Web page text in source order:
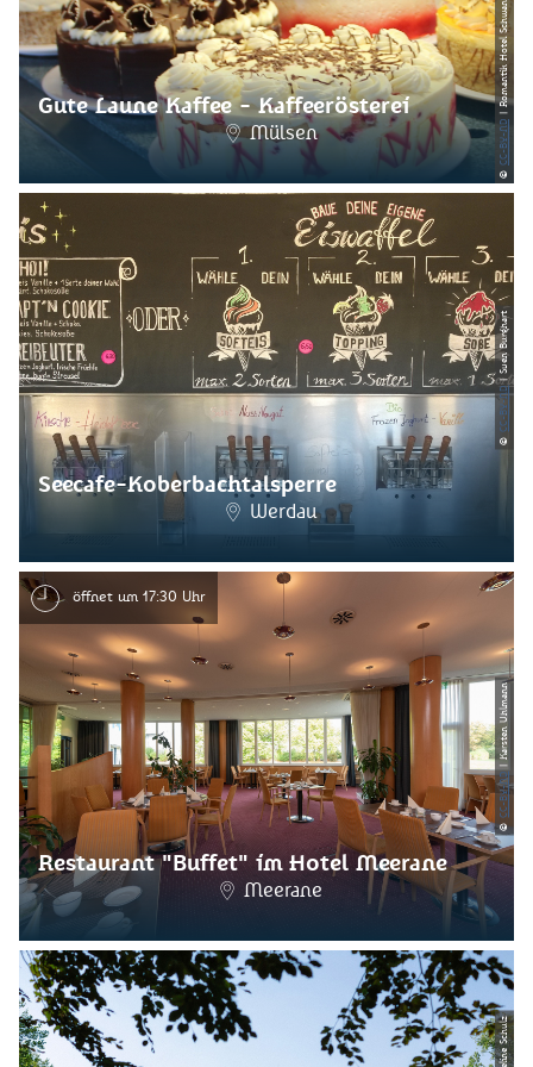
©
CC-BY-ND
Gute Laune Kaffee - Kaffeerösterei
Mülsen
©
CC-BY-ND
| Sven Burghart
Seecafe-Koberbachtalsperre
Werdau
©
CC-BY-ND
| Karsten Uhlmann
öffnet um 17:30 Uhr
Restaurant "Buffet" im Hotel Meerane
Meerane